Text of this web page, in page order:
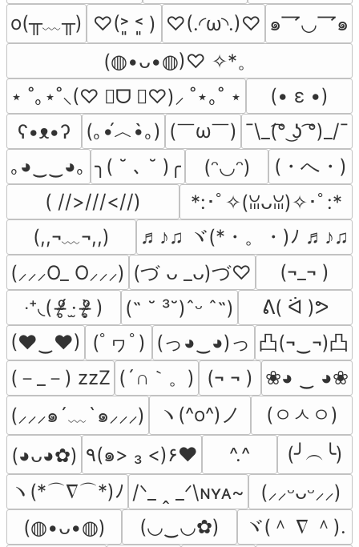
o(╥﹏╥) ♡(˃͈ ˂͈ ) ♡(.◜ω◝.)♡ ๑乛◡乛๑
(◍•ᴗ•◍)♡ ✧*。
⋆ ˚｡⋆˚⸜(♡ ॑ᗜ ॑♡)⸝ ˚⋆｡˚ ⋆
(• ε •)
ʕ•ᴥ•ʔ
(｡•́︿•̀｡) (￣ω￣﻿) ¯\_(͡° ͜ʖ ͡°)_/¯
｡◕‿‿◕｡ ╮( ˘ ､ ˘ )╭ (ᵔ◡ᵔ)
(・へ・)
( //>///<//)
*:･ﾟ✧(ꈍᴗꈍ)✧･ﾟ:*
(,,¬﹏¬,,)
♬♪♫ ヾ(*・。・)ﾉ ♬♪♫
(⸝⸝⸝O_ O⸝⸝⸝) (づ ᴗ _ᴗ)づ♡
(¬_¬ )
‧⁺◟( ᵒ̴̶̷̥́ ·̫ ᵒ̴̶̷̣̥̀ )
(˶ ˘ ³˘)ˆᵕ ˆ˶)
ᕕ( ᐛ )ᕗ
(♥‿♥)
(ﾟヮﾟ) (っ◕‿◕)っ 凸(¬‿¬)凸
(－_－) zzZ (´∩｀。) (¬ ¬ )
❀◕ ‿ ◕❀
(⸝⸝⸝๑´﹏`๑⸝⸝⸝)
ヽ(^o^)ノ
(ㅇㅅㅇ)
(◕ᴗ◕✿)
٩(๑> ₃ <)۶♥ ^.^
(╯︵╰)
ヽ(*⌒∇⌒*)ﾉ /ᐠ_ ꞈ _ᐟ\ɴʏᴀ~
(⸝⸝ᵕᴗᵕ⸝⸝)
(⁠◍⁠•⁠ᴗ⁠•⁠◍⁠)
(◡‿◡✿)
ヾ(＾ ∇ ＾).